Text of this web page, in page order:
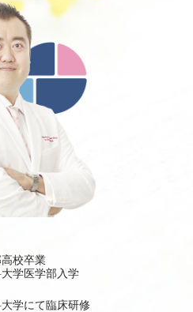
校卒業
学医学部入学
学にて臨床研修